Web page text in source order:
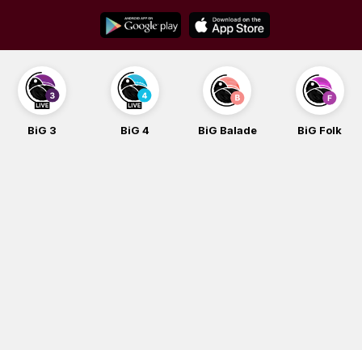
content
BiG 3 BiG 4 BiG Balade BiG Folk